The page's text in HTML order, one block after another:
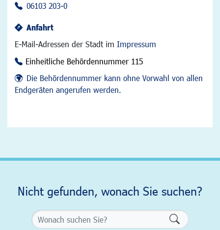
06103 203-0
Anfahrt
E-Mail-Adressen der Stadt im Impressum
Einheitliche Behördennummer 115
Die Behördennummer kann ohne Vorwahl von allen
Endgeräten angerufen werden.
Nicht gefunden, wonach Sie suchen?